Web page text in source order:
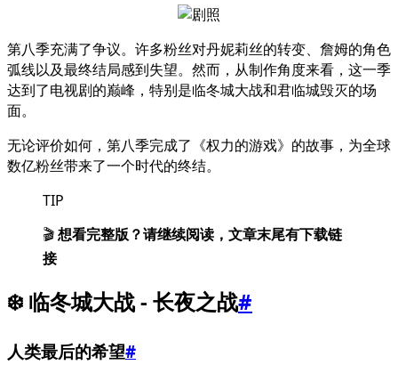
第八季充满了争议。许多粉丝对丹妮莉丝的转变、詹姆的角色
弧线以及最终结局感到失望。然而，从制作角度来看，这一季
达到了电视剧的巅峰，特别是临冬城大战和君临城毁灭的场
面。
无论评价如何，第八季完成了《权力的游戏》的故事，为全球
数亿粉丝带来了一个时代的终结。
TIP
🎬想看完整版？请继续阅读，文章末尾有下载链
接
❄️ 临冬城大战 - 长夜之战#
人类最后的希望#